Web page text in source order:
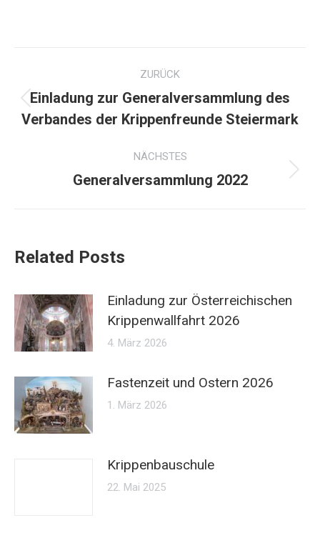
Kommentarnavigation
ZURÜCK
Vorheriger
Beitrag:
Einladung zur Generalversammlung des
Verbandes der Krippenfreunde Steiermark
NÄCHSTES
Nächster
Generalversammlung 2022
Related Posts
Einladung zur Österreichischen
Krippenwallfahrt 2026
4. März 2026
Fastenzeit und Ostern 2026
1. März 2026
Krippenbauschule
22. Mai 2025